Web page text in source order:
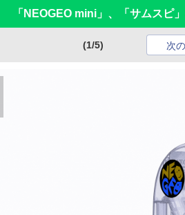
「NEOGEO mini」、「サムスピ
(1/5) 次